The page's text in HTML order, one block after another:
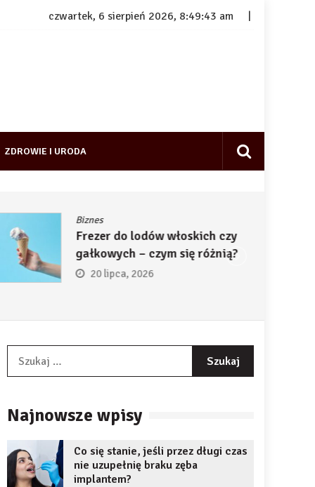
czwartek, 6 sierpień 2026, 8:49:43 am
ZDROWIE I URODA
Biznes
Frezer do lodów włoskich czy
gałkowych – czym się różnią?
20 lipca, 2026
Najnowsze wpisy
Co się stanie, jeśli przez długi czas
nie uzupełnię braku zęba
implantem?